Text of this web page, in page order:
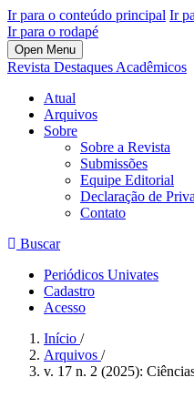
Ir para o conteúdo principal Ir
Ir para o rodapé
Open Menu
Revista Destaques Acadêmicos
Atual
Arquivos
Sobre
Sobre a Revista
Submissões
Equipe Editorial
Declaração de
Contato
Buscar
Periódicos Univates
Cadastro
Acesso
Início /
Arquivos /
v. 17 n. 2 (2025):